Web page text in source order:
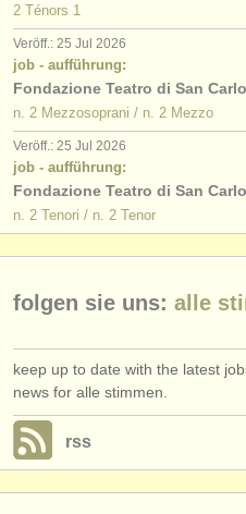
2 Ténors 1
Veröff.: 25 Jul 2026
job - aufführung:
Fondazione Teatro di San Carlo
n. 2 Mezzosoprani / n. 2 Mezzo
Veröff.: 25 Jul 2026
job - aufführung:
Fondazione Teatro di San Carlo
n. 2 Tenori / n. 2 Tenor
folgen sie uns: alle
keep up to date with the latest
news for alle stimmen.
rss